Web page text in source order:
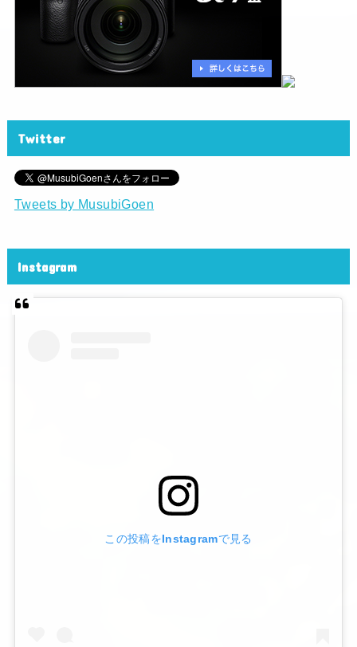
Twitter
Tweets by MusubiGoen
Instagram
この投稿をInstagramで見る